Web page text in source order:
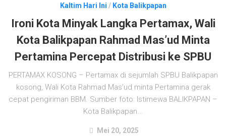
Kaltim Hari Ini / Kota Balikpapan
Ironi Kota Minyak Langka Pertamax, Wali
Kota Balikpapan Rahmad Mas’ud Minta
Pertamina Percepat Distribusi ke SPBU
PERTAMAX KOSONG – Pertamax di sejumlah SPBU Balikpapan
kosong, Wali Kota Rahmad Mas’ud minta Pertamina gerak
cepat pengiriman BBM. Sumber foto: Istimewa BALIKPAPAN –
Kota Balikpapan...
Mei 20, 2025